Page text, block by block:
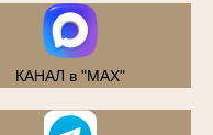
КАНАЛ в "MAX"